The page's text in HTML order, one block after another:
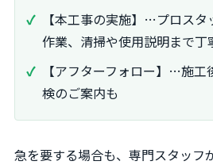
【本工事の実施】…プロス
作業、清掃や使用説明まで丁
【アフターフォロー】…施
検のご案内も
急を要する場合も、専門スタッフ